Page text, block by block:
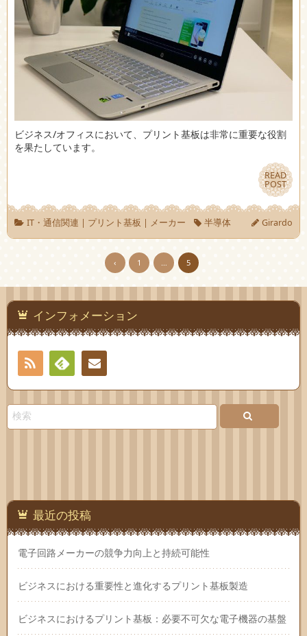
ビジネス/オフィスにおいて、プリント基板は非常に重要な役割
を果たしています。
READ
POST
READ
POST
IT・通信関連 | プリント基板 | メーカー 半導体 Girardo
‹ 1 5
インフォメーション
RSS
Feedlyお問
最近の投稿
電子回路メーカーの競争力向上と持続可能性
ビジネスにおける重要性と進化するプリント基板製造
ビジネスにおけるプリント基板：必要不可欠な電子機器の基盤